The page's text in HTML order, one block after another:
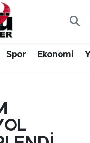
Spor Ekonomi
Fikstür